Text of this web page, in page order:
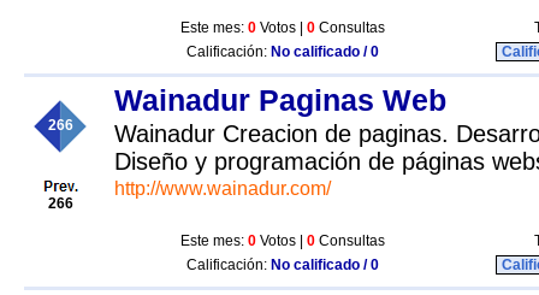
Este mes: 0 Votos | 0 Consultas
Calificación: No calificado / 0
266
266
Wainadur Paginas Web
Wainadur Creacion de paginas.
Diseño y programación de páginas
http://www.wainadur.com/
Este mes: 0 Votos | 0 Consultas
Calificación: No calificado / 0